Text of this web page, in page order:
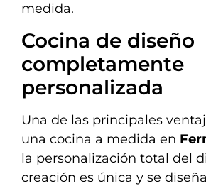
medida.
Cocina de diseño
completamente
personalizada
Una de las principales
una cocina a medida en
la personalización total del
creación es única y se